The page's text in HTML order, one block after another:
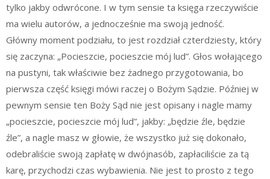
tylko jakby odwrócone. I w tym sensie ta księga rzeczywiście
ma wielu autorów, a jednocześnie ma swoją jedność.
Główny moment podziału, to jest rozdział czterdziesty, który
się zaczyna: „Pocieszcie, pocieszcie mój lud”. Głos wołającego
na pustyni, tak właściwie bez żadnego przygotowania, bo
pierwsza część księgi mówi raczej o Bożym Sądzie. Później w
pewnym sensie ten Boży Sąd nie jest opisany i nagle mamy
„pocieszcie, pocieszcie mój lud”, jakby: „będzie źle, będzie
źle”, a nagle masz w głowie, że wszystko już się dokonało,
odebraliście swoją zapłatę w dwójnasób, zapłaciliście za tą
karę, przychodzi czas wybawienia. Nie jest to prosto z tego